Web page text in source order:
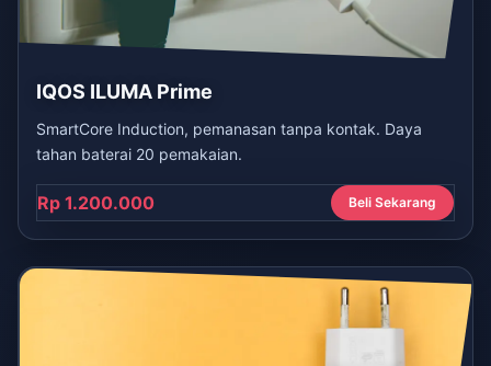
IQOS ILUMA Prime
SmartCore Induction, pemanasan tanpa kontak. Daya
tahan baterai 20 pemakaian.
Rp 1.200.000 Beli Sekarang